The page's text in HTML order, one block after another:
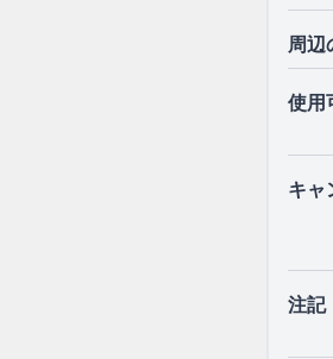
周辺
使用
キャ
注記